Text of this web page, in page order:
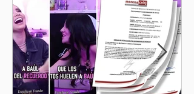
controles migratorios.